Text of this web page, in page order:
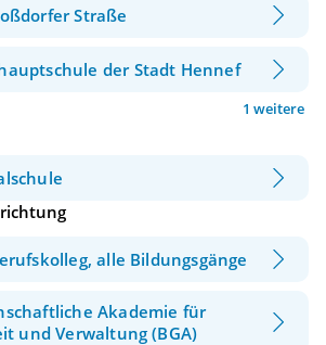
Straße
der Stadt Hennef
1 weitere
alle Bildungsgänge
Akademie für
und Verwaltung (BGA)